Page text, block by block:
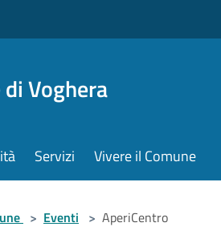
Voghera
Servizi Vivere il Comune
> Eventi > AperiCentro